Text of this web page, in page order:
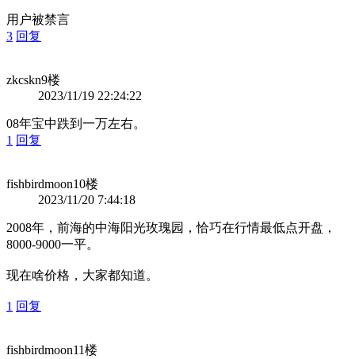
用户被禁言
3 回复
zkcskn9楼
2023/11/19 22:24:22
08年宝中跌到一万左右。
1 回复
fishbirdmoon10楼
2023/11/20 7:44:18
2008年，前海的中海阳光玫瑰园，恰巧在行情最低点开盘，
8000-9000一平。
现在啥价格，大家都知道。
1 回复
fishbirdmoon11楼